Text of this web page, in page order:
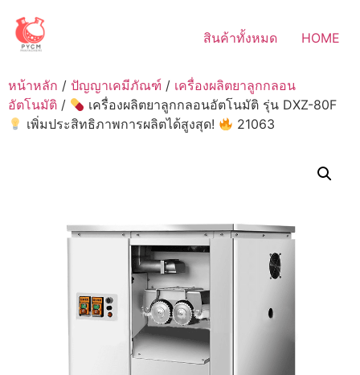
content
สินค้าทั้งหมด HOME
หน้าหลัก / ปัญญาเคมีภัณฑ์ / เครื่องผลิตยาลูกกลอน
อัตโนมัติ /
เครื่องผลิตยาลูกกลอนอัตโนมัติ รุ่น DXZ-80F
เพิ่มประสิทธิภาพการผลิตได้สูงสุด!
21063